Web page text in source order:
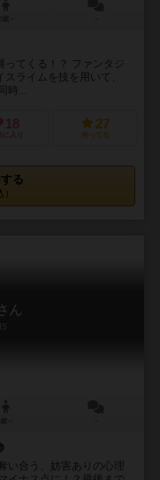
ってくる！？ ファンタジ
ライムを技を用いて、
時...
18
に入り
27
持ってる
る
ん
い合う、妨害ありの心理